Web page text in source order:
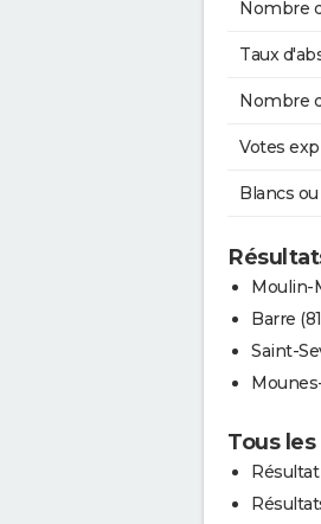
Nombre
Taux
Nombre
Votes
Blancs
Moulin-
Barre
Saint-
Tous